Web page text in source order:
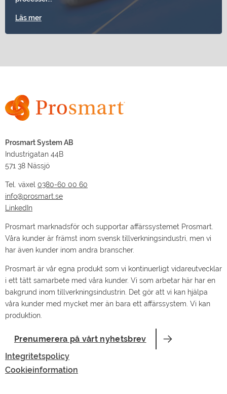
Läs mer
Prosmart System AB
Industrigatan 44B
571 38 Nässjö
Tel. växel 0380-60 00 60
info@prosmart.se
LinkedIn
Prosmart marknadsför och supportar affärssystemet Prosmart.
Våra kunder är främst inom svensk tillverkningsindustri, men vi
har även kunder inom andra branscher.
Prosmart är vår egna produkt som vi kontinuerligt vidareutvecklar
i ett tätt samarbete med våra kunder. Vi som arbetar här har en
bakgrund inom tillverkningsindustrin. Det gör att vi kan hjälpa
våra kunder med mycket mer än bara ett affärssystem. Vi kan
produktion.
Prenumerera på vårt nyhetsbrev
Integritetspolicy
Cookieinformation